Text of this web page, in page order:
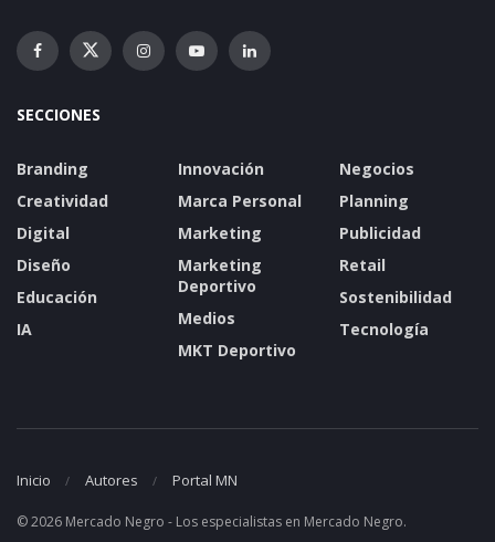
SECCIONES
Branding
Creatividad
Digital
Diseño
Educación
IA
Innovación
Marca Personal
Marketing
Marketing
Deportivo
Medios
MKT Deportivo
Negocios
Planning
Publicidad
Retail
Sostenibilidad
Tecnología
Inicio Autores Portal MN
© 2026 Mercado Negro - Los especialistas en Mercado Negro.